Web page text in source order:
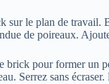
sur le plan de travail.
de poireaux.
brick pour former un
Serrez sans